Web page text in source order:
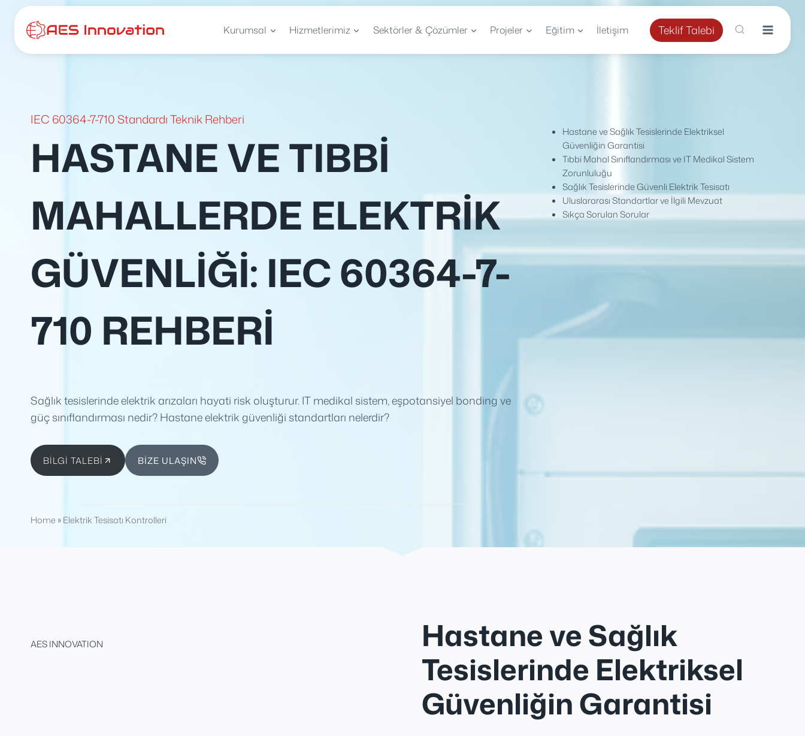
İçeriğe
atla
Kurumsal Hizmetlerimiz Sektörler & Çözümler Projeler Eğitim İletişim Teklif Talebi
HASTANE VE TIBBI
MAHALLERDE ELEKTRIK
GÜVENLIĞI: IEC 60364-7-
710 REHBERI
IEC 60364-7-710 Standardı Teknik Rehberi
Sağlık tesislerinde elektrik arızaları hayati risk oluşturur. IT medikal sistem, eşpotansiyel bonding ve
güç sınıflandırması nedir? Hastane elektrik güvenliği standartları nelerdir?
BİLGİ TALEBİ BİZE ULAŞIN
Home »Elektrik Tesisatı Kontrolleri
Hastane ve Sağlık Tesislerinde Elektriksel
Güvenliğin Garantisi
Tıbbi Mahal Sınıflandırması ve IT Medikal Sistem
Zorunluluğu
Sağlık Tesislerinde Güvenli Elektrik Tesisatı
Uluslararası Standartlar ve İlgili Mevzuat
Sıkça Sorulan Sorular
AES INNOVATION
Hastane ve Sağlık
Tesislerinde Elektriksel
Güvenliğin Garantisi